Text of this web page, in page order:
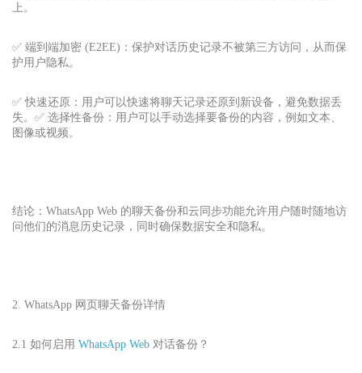
上。
✅ 端到端加密 (E2EE)：保护对话历史记录不被第三方访问，从而保
护用户隐私。
✅ 快速还原：用户可以快速将聊天记录还原到新设备，避免数据丢
失。✅ 选择性备份：用户可以手动选择要备份的内容，例如文本、
图像或视频。
结论：WhatsApp Web 的聊天备份和云同步功能允许用户随时随地访
问他们的消息历史记录，同时确保数据安全和隐私。
2. WhatsApp 网页 聊天备份详情
2.1 如何启用 WhatsApp Web 对话备份？